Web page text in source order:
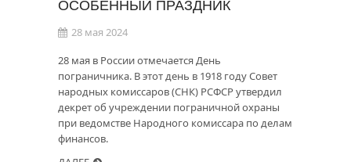
ОСОБЕННЫЙ ПРАЗДНИК
28 мая 2024
28 мая в России отмечается День
пограничника. В этот день в 1918 году Совет
народных комиссаров (СНК) РСФСР утвердил
декрет об учреждении пограничной охраны
при ведомстве Народного комиссара по делам
финансов.